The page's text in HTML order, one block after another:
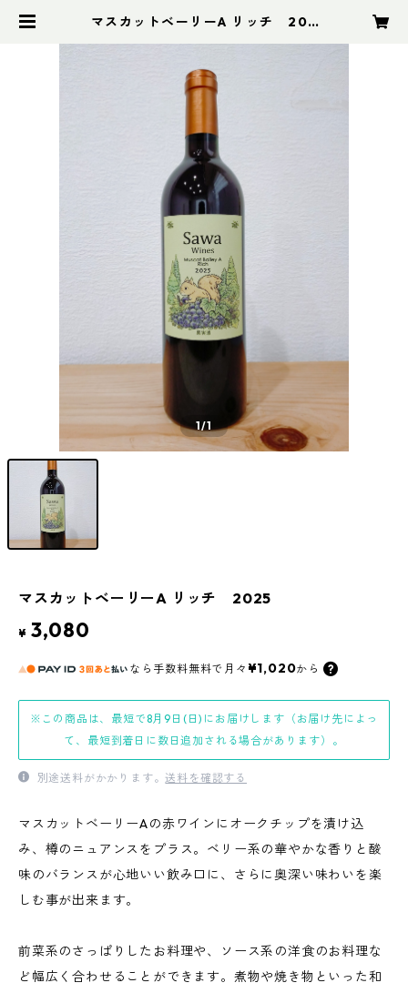
マスカットベーリーA リッチ 202
1/1
マスカットベーリーA リッチ 2025
¥ 3,080
なら 手数料無料で 月々 ¥1,020から
※この商品は、最短で8月9日(日)にお届けします（お届け先によっ
て、最短到着日に数日追加される場合があります）。
別途送料がかかります。送料を確認する
マスカットベーリーAの赤ワインにオークチップを漬け込
み、樽のニュアンスをプラス。ベリー系の華やかな香りと酸
味のバランスが心地いい飲み口に、さらに奥深い味わいを楽
しむ事が出来ます。
前菜系のさっぱりしたお料理や、ソース系の洋食のお料理な
ど幅広く合わせることができます。煮物や焼き物といった和